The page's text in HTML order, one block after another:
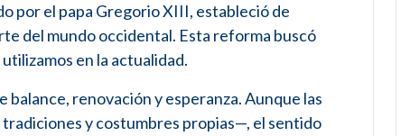
por el papa Gregorio XIII, estableció de
del mundo occidental. Esta reforma buscó
en la actualidad.
renovación y esperanza. Aunque las
y costumbres propias—, el sentido